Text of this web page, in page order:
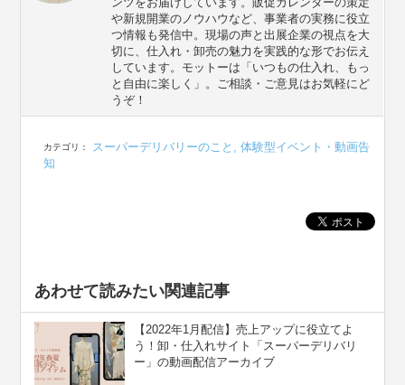
や新規開業のノウハウなど、事業者の実務に役立
つ情報も発信中。現場の声と出展企業の視点を大
切に、仕入れ・卸売の魅力を実践的な形でお伝え
しています。モットーは「いつもの仕入れ、もっ
と自由に楽しく」。ご相談・ご意見はお気軽にど
うぞ！
カテゴリ： スーパーデリバリーのこと ,体験型イベント・動画告
知
あわせて読みたい関連記事
【2022年1月配信】売上アップに役立てよ
う！卸・仕入れサイト「スーパーデリバリ
ー」の動画配信アーカイブ